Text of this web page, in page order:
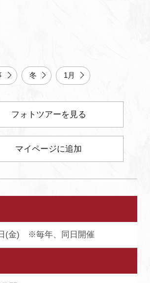
冬 1月
フォトツアーを見る
マイページに追加
(金) ※毎年、同日開催